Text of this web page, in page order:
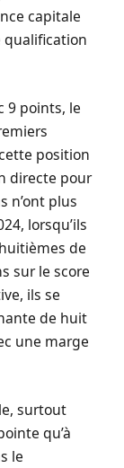
capitale
qualification
9 points, le
position
directe pour
n’ont plus
lorsqu’ils
de
sur le score
ils se
de huit
une marge
surtout
qu’à
le